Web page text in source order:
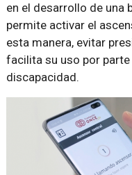
en el desarrollo de una
permite activar el
esta manera, evitar
facilita su uso por
discapacidad.